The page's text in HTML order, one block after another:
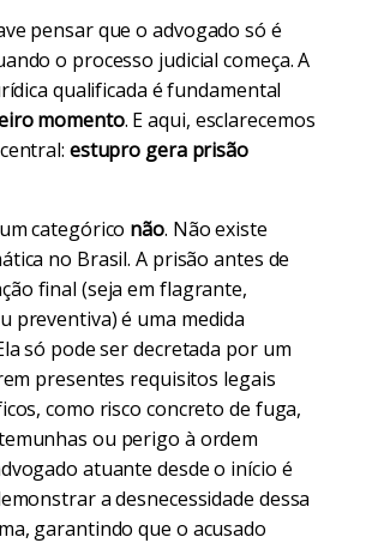
pensar que o advogado só é
o processo judicial começa. A
qualificada é fundamental
momento. E aqui, esclarecemos
estupro gera prisão
categórico não. Não existe
no Brasil. A prisão antes de
final (seja em flagrante,
preventiva) é uma medida
só pode ser decretada por um
presentes requisitos legais
como risco concreto de fuga,
ou perigo à ordem
atuante desde o início é
a desnecessidade dessa
garantindo que o acusado